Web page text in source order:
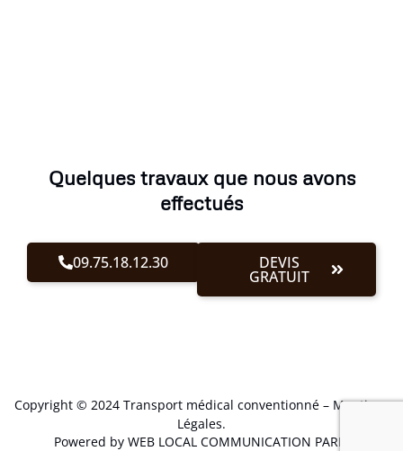
Quelques travaux que nous avons
effectués
09.75.18.12.30 DEVIS
GRATUIT
Copyright © 2024 Transport médical conventionné – Mentions
Légales.
Powered by WEB LOCAL COMMUNICATION PARIS